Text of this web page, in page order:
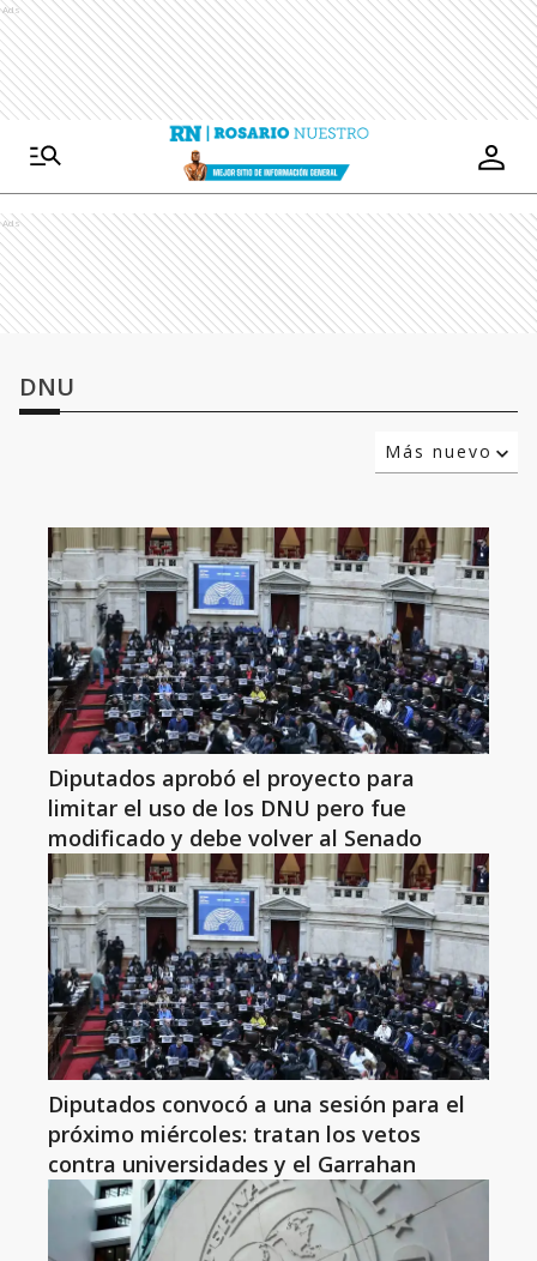
Ads
Ads
DNU
Más nuevo
Diputados aprobó el proyecto para
limitar el uso de los DNU pero fue
modificado y debe volver al Senado
Diputados convocó a una sesión para el
próximo miércoles: tratan los vetos
contra universidades y el Garrahan